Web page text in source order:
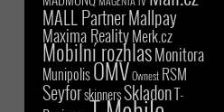
MALL PartnerMallpay
Maxima RealityMerk.cz
Mobilní rozhlasMonitora
MunipolisOMVOwnest RSM
SeyforskinnersSkladonT-